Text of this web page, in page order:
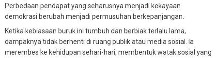
Perbedaan pendapat yang seharusnya menjadi kekayaan
demokrasi berubah menjadi permusuhan berkepanjangan.
Ketika kebiasaan buruk ini tumbuh dan berbiak terlalu lama,
dampaknya tidak berhenti di ruang publik atau media sosial. Ia
merembes ke kehidupan sehari-hari, membentuk watak sosial yang